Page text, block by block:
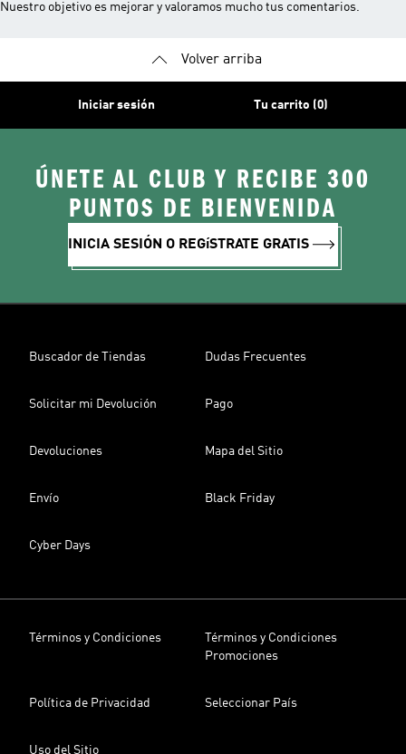
Nuestro objetivo es mejorar y valoramos mucho tus comentarios.
Volver arriba
Iniciar sesión Tu carrito (0)
ÚNETE AL CLUB Y RECIBE 300
PUNTOS DE BIENVENIDA
INICIA SESIÓN O REGíSTRATE GRATIS
Buscador de Tiendas Dudas Frecuentes
Solicitar mi Devolución Pago
Devoluciones Mapa del Sitio
Envío Black Friday
Cyber Days
Términos y Condiciones
Términos y Condiciones
Promociones
Política de Privacidad Seleccionar País
Uso del Sitio